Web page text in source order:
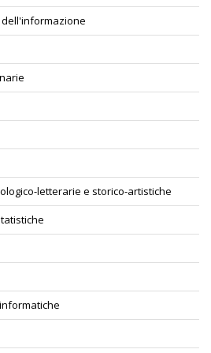
letterarie e storico-artistiche